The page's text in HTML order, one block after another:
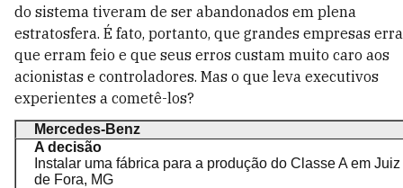
do sistema tiveram de ser abandonados em plena
estratosfera. É fato, portanto, que grandes empresas
que erram feio e que seus erros custam muito caro aos
acionistas e controladores. Mas o que leva executivos
experientes a cometê-los?
Mercedes-Benz
A decisão
Instalar uma fábrica para a produção do Classe A em Juiz
de Fora, MG